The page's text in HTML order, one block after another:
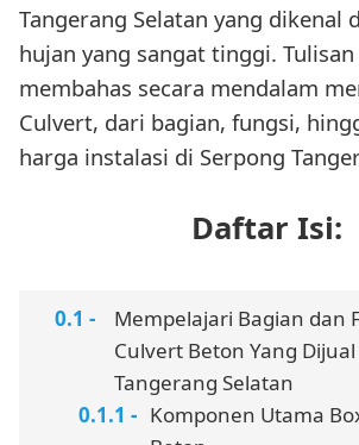
Tangerang Selatan yang dikenal
hujan yang sangat tinggi.
membahas secara mendalam
Culvert, dari bagian, fungsi,
harga instalasi di Serpong
Daftar Isi:
Mempelajari Bagian dan
Culvert Beton Yang
Tangerang Selatan
Komponen Utama